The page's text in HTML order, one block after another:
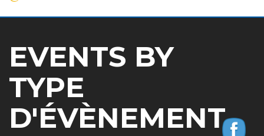
EVENTS BY
TYPE
D'ÉVÈNEMENT